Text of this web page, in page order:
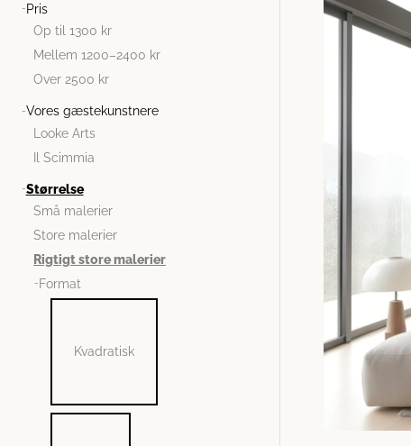
Pris
Op til 1300 kr
Mellem 1200–2400 kr
Over 2500 kr
Vores gæstekunstnere
Looke Arts
Il Scimmia
Størrelse
Små malerier
Store malerier
Rigtigt store malerier
Format
Kvadratisk